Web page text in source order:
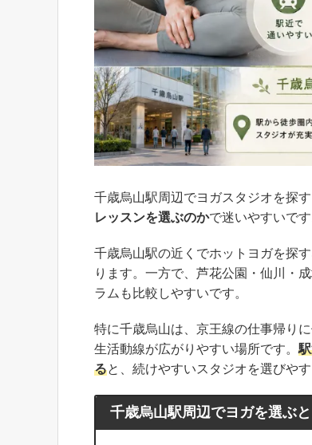
千歳烏山駅周辺でヨガスタジオを探
レッスンを選ぶのかで迷いやすいです
千歳烏山駅の近くでホットヨガを探
ります。一方で、芦花公園・仙川・
ラムも比較しやすいです。
特に千歳烏山は、京王線の仕事帰り
生活動線が広がりやすい場所です。
ると、続けやすいスタジオを選びやす
千歳烏山駅周辺でヨガを選ぶ